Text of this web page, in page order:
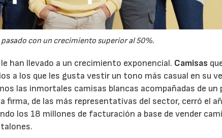
con un crecimiento superior al 50%.
han llevado a un crecimiento exponencial. Camisas
a los que les gusta vestir un tono más casual en su
las inmortales camisas blancas acompañadas de un
firma, de las más representativas del sector, cerró el
los 18 millones de facturación a base de vender